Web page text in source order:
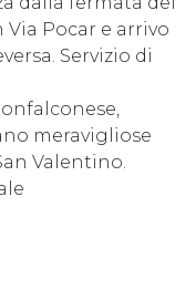
Pocar e arrivo
Servizio di
meravigliose
Valentino.